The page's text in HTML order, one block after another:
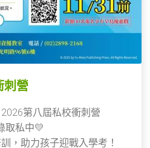
區光明路96號6F
刺營
第八屆私校衝刺營
取私中💛
，助力孩子迎戰入學考！